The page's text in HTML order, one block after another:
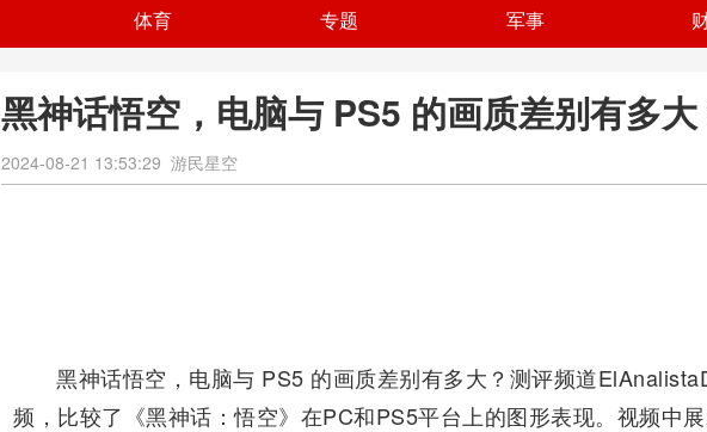
体育 专题 军事
黑神话悟空，电脑与 PS5 的画质差别有多大
2024-08-21 13:53:29 游民星空
黑神话悟空，电脑与 PS5 的画质差别有多大？测评频道
频，比较了《黑神话：悟空》在PC和PS5平台上的图形表现。视频中